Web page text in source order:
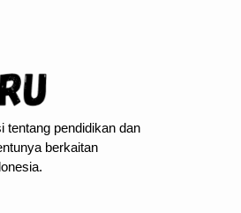
tentang pendidikan dan
berkaitan